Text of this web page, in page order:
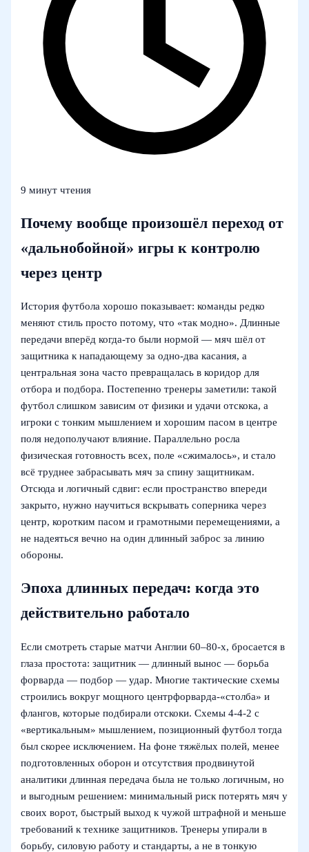
9 минут чтения
Почему вообще произошёл переход от
«дальнобойной» игры к контролю
через центр
История футбола хорошо показывает: команды редко
меняют стиль просто потому, что «так модно». Длинные
передачи вперёд когда‑то были нормой — мяч шёл от
защитника к нападающему за одно‑два касания, а
центральная зона часто превращалась в коридор для
отбора и подбора. Постепенно тренеры заметили: такой
футбол слишком зависим от физики и удачи отскока, а
игроки с тонким мышлением и хорошим пасом в центре
поля недополучают влияние. Параллельно росла
физическая готовность всех, поле «сжималось», и стало
всё труднее забрасывать мяч за спину защитникам.
Отсюда и логичный сдвиг: если пространство впереди
закрыто, нужно научиться вскрывать соперника через
центр, коротким пасом и грамотными перемещениями, а
не надеяться вечно на один длинный заброс за линию
обороны.
Эпоха длинных передач: когда это
действительно работало
Если смотреть старые матчи Англии 60–80‑х, бросается в
глаза простота: защитник — длинный вынос — борьба
форварда — подбор — удар. Многие тактические схемы
строились вокруг мощного центрфорварда‑«столба» и
флангов, которые подбирали отскоки. Схемы 4‑4‑2 с
«вертикальным» мышлением, позиционный футбол тогда
был скорее исключением. На фоне тяжёлых полей, менее
подготовленных оборон и отсутствия продвинутой
аналитики длинная передача была не только логичным, но
и выгодным решением: минимальный риск потерять мяч у
своих ворот, быстрый выход к чужой штрафной и меньше
требований к технике защитников. Тренеры упирали в
борьбу, силовую работу и стандарты, а не в тонкую